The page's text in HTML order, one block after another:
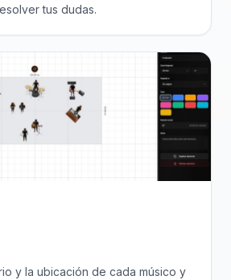
tus dudas.
y la ubicación de cada músico y